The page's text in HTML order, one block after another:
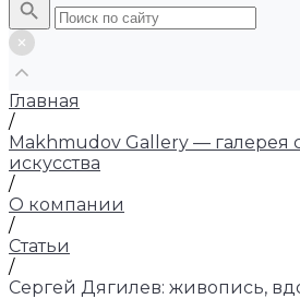
Главная
/
Makhmudov Gallery — галерея
искусства
/
О компании
/
Статьи
/
Сергей Дягилев: живопись,